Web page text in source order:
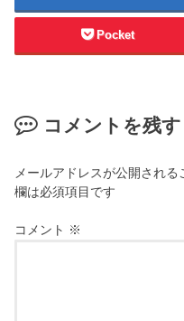
Pocket
コメントを残す
メールアドレスが公開される
欄は必須項目です
コメント ※